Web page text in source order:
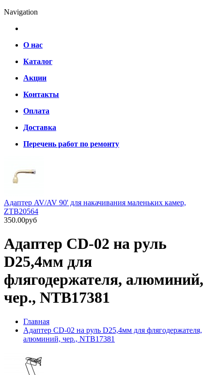
Navigation
О нас
Каталог
Акции
Контакты
Оплата
Доставка
Перечень работ по ремонту
Адаптер AV/AV 90' для накачивания маленьких камер,
ZTB20564
350.00руб
Адаптер CD-02 на руль
D25,4мм для
флягодержателя, алюминий,
чер., NTB17381
Главная
Адаптер CD-02 на руль D25,4мм для флягодержателя,
алюминий, чер., NTB17381